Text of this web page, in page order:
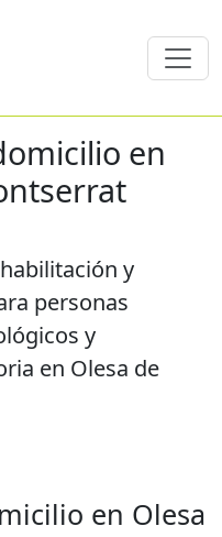
en
y
personas
y
en Olesa de
en Olesa